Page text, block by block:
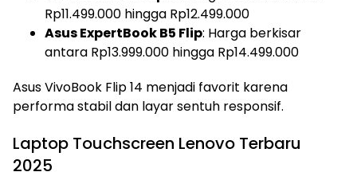
Rp11.499.000 hingga Rp12.499.000
Asus ExpertBook B5 Flip: Harga berkisar
antara Rp13.999.000 hingga Rp14.499.000
Asus VivoBook Flip 14 menjadi favorit karena
performa stabil dan layar sentuh responsif.
Laptop Touchscreen Lenovo Terbaru
2025